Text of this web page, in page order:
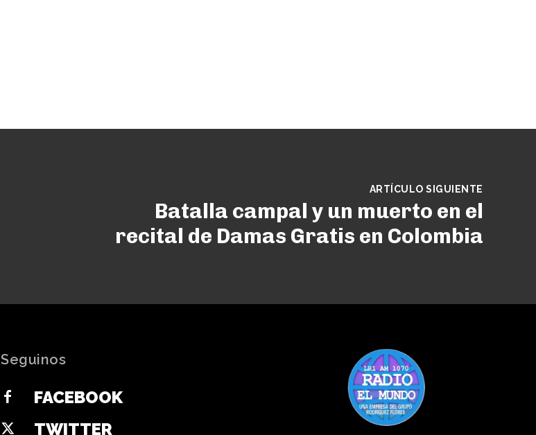
ARTÍCULO SIGUIENTE
Batalla campal y un muerto en el
recital de Damas Gratis en Colombia
Seguinos
FACEBOOK
TWITTER